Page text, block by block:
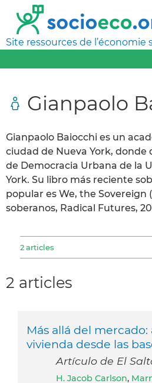
Site ressources de l’économie
Gianpaolo
Gianpaolo Baiocchi es un
ciudad de Nueva York, donde
de Democracia Urbana de la
York. Su libro más reciente
popular es We, the Sovereign
soberanos, Radical Futures,
2 articles
2 articles
Más allá del
vivienda desde las
Artículo de El
H. Jacob Carlson,